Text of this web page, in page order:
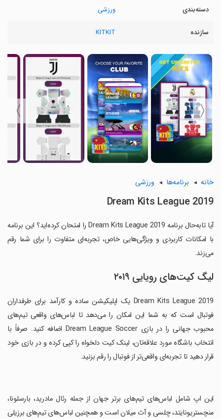
دسته‌بندی ورزشی
سازنده KITKIT
〈
〉
خانه برنامه‌ها ورزشی
Dream Kits League 2019
آیا تابه‌حال برنامه Dream Kits League 2019 را امتحان کرده‌اید؟ این برنامه
با امکانات کاربردی و ویژگی‌هایی خاص، تجربه‌ای متفاوت را برای شما رقم
می‌زند.
لیگ کیت‌های رویایی ۲۰۱۹
Dream Kits League 2019 یک اپلیکیشن ساده و کارآمد برای طرفداران
فوتبال است که به شما این امکان را می‌دهد تا لباس‌های واقعی تیم‌های
محبوب جهانی را در بازی Dream League Soccer اضافه کنید. صرفاً با
انتخاب باشگاه مورد علاقه‌تان، لینک کیت دلخواه را کپی کرده و در بازی خود
قرار دهید تا تجربه‌ای واقعی‌تر از فوتبال را رقم بزنید.
‏این اپ شامل لباس‌های تیم‌های برتر جهان از جمله رئال مادرید، بارسلونا،
منچستریونایتد، چلسی و آث میلان است و همچنین لباس‌های تیم‌های برزیلی